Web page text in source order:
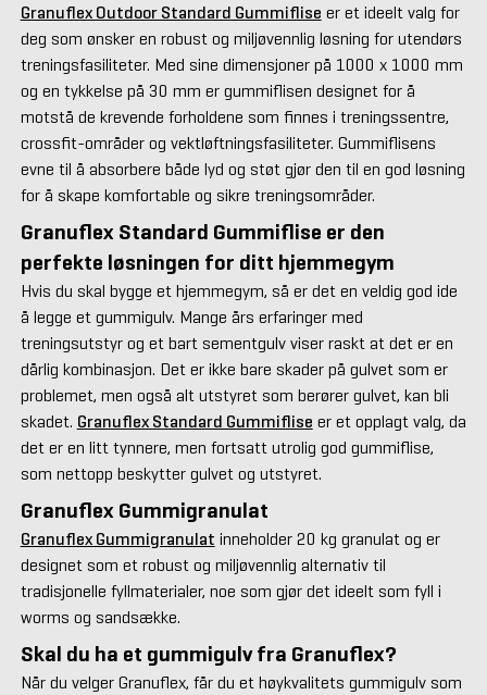
Granuflex Outdoor Standard Gummiflise er et ideelt valg for
deg som ønsker en robust og miljøvennlig løsning for utendørs
treningsfasiliteter. Med sine dimensjoner på 1000 x 1000 mm
og en tykkelse på 30 mm er gummiflisen designet for å
motstå de krevende forholdene som finnes i treningssentre,
crossfit-områder og vektløftningsfasiliteter. Gummiflisens
evne til å absorbere både lyd og støt gjør den til en god løsning
for å skape komfortable og sikre treningsområder.
Granuflex Standard Gummiflise er den
perfekte løsningen for ditt hjemmegym
Hvis du skal bygge et hjemmegym, så er det en veldig god ide
å legge et gummigulv. Mange års erfaringer med
treningsutstyr og et bart sementgulv viser raskt at det er en
dårlig kombinasjon. Det er ikke bare skader på gulvet som er
problemet, men også alt utstyret som berører gulvet, kan bli
skadet. Granuflex Standard Gummiflise er et opplagt valg, da
det er en litt tynnere, men fortsatt utrolig god gummiflise,
som nettopp beskytter gulvet og utstyret.
Granuflex Gummigranulat
Granuflex Gummigranulat inneholder 20 kg granulat og er
designet som et robust og miljøvennlig alternativ til
tradisjonelle fyllmaterialer, noe som gjør det ideelt som fyll i
worms og sandsække.
Skal du ha et gummigulv fra Granuflex?
Når du velger Granuflex, får du et høykvalitets gummigulv som